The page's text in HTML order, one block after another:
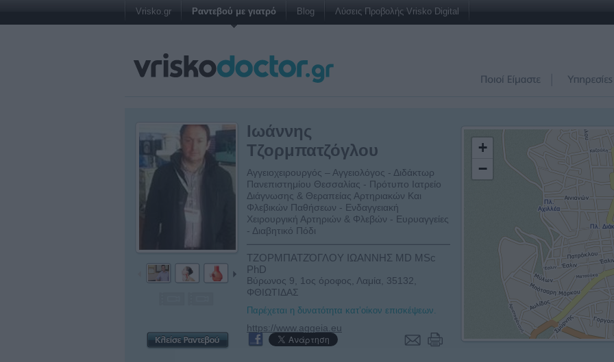
Vrisko.gr Ραντεβού με γιατρό Blog Λύσεις Προβολής Vrisko Digital
Ιωάννης
Τζορμπατζόγλου
Αγγειοχειρουργός – Αγγειολόγος - Διδάκτωρ
Πανεπιστημίου Θεσσαλίας - Πρότυπο Ιατρείο
Διάγνωσης & Θεραπείας Αρτηριακών Και
Φλεβικών Παθήσεων - Ενδαγγειακή
Χειρουργική Αρτηριών & Φλεβών - Ευρυαγγείες
- Διαβητικό Πόδι
ΤΖΟΡΜΠΑΤΖΌΓΛΟΥ ΙΩΑΝΝΗΣ MD MSc
PhD
Βύρωνος 9, 1ος όροφος, Λαμία, 35132,
ΦΘΙΩΤΙΔΑΣ
Παρέχεται η δυνατότητα κατ’οίκον επισκέψεων.
+
−